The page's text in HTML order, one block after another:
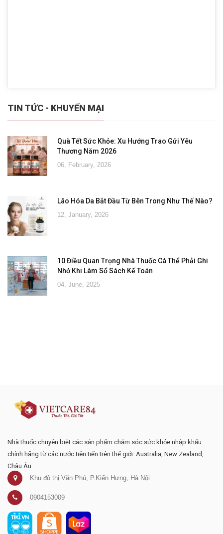
TIN TỨC - KHUYẾN MẠI
Quà Tết Sức Khỏe: Xu Hướng Trao Gửi Yêu
Thương Năm 2026
06, February, 2026
Lão Hóa Da Bắt Đầu Từ Bên Trong Như Thế Nào?
12, January, 2026
10 Điều Quan Trọng Nhà Thuốc Cá Thể Phải Ghi
Nhớ Khi Làm Sổ Sách Kế Toán
04, June, 2025
Nhà thuốc chuyên biệt các sản phẩm chăm sóc sức khỏe nhập khẩu
chính hãng từ các nước tiên tiến trên thế giới: Australia, New Zealand,
Châu Âu
Khu đô thị Văn Phú, P.Kiến Hưng, Hà Nội
0904153009